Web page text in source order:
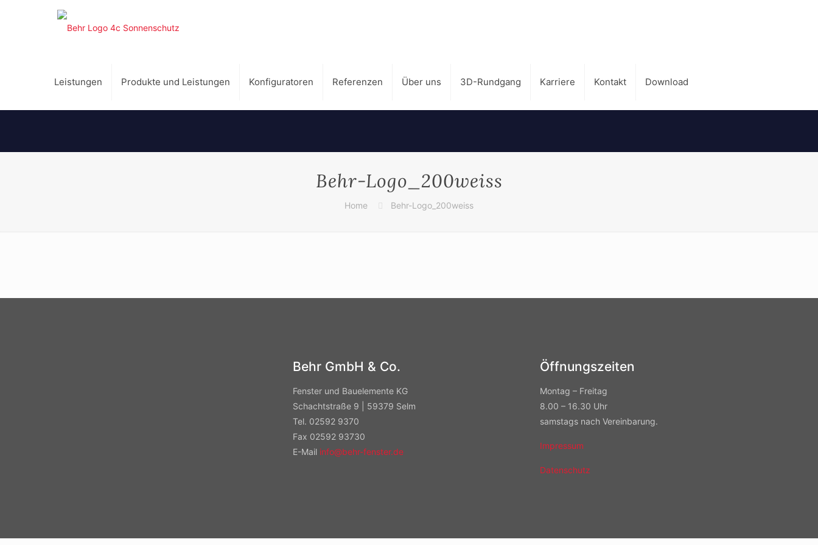
Leistungen Produkte und Leistungen Konfiguratoren Referenzen Über uns 3D-Rundgang Karriere Kontakt Download
Behr-Logo_200weiss
Home Behr-Logo_200weiss
Behr GmbH & Co.
Fenster und Bauelemente KG
Schachtstraße 9 | 59379 Selm
Tel. 02592 9370
Fax 02592 93730
E-Mail info@behr-fenster.de
Öffnungszeiten
Montag – Freitag
8.00 – 16.30 Uhr
samstags nach Vereinbarung.
Impressum
Datenschutz